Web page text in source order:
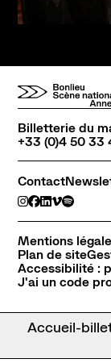
Accueil-
Billetterie du
+33 (0)4 50 33
Contact
Mentions
Plan de site
Accessibilité :
J'ai un code